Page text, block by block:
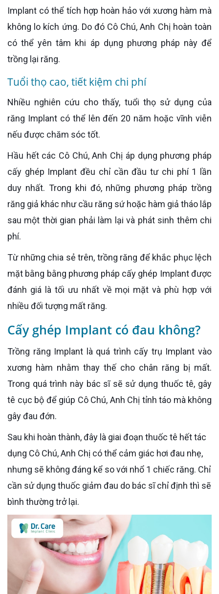
Implant có thể tích hợp hoàn hảo với xương hàm mà
không lo kích ứng. Do đó Cô Chú, Anh Chị hoàn toàn
có thể yên tâm khi áp dụng phương pháp này để
trồng lại răng.
Tuổi thọ cao, tiết kiệm chi phí
Nhiều nghiên cứu cho thấy, tuổi thọ sử dụng của
răng Implant có thể lên đến 20 năm hoặc vĩnh viễn
nếu được chăm sóc tốt.
Hầu hết các Cô Chú, Anh Chị áp dụng phương pháp
cấy ghép Implant đều chỉ cần đầu tư chi phí 1 lần
duy nhất. Trong khi đó, những phương pháp trồng
răng giả khác như cầu răng sứ hoặc hàm giả tháo lắp
sau một thời gian phải làm lại và phát sinh thêm chi
phí.
Từ những chia sẻ trên, trồng răng để khắc phục lệch
mặt bằng bằng phương pháp cấy ghép Implant được
đánh giá là tối ưu nhất về mọi mặt và phù hợp với
nhiều đối tượng mất răng.
Cấy ghép Implant có đau không?
Trồng răng Implant là quá trình cấy trụ Implant vào
xương hàm nhằm thay thế cho chân răng bị mất.
Trong quá trình này bác sĩ sẽ sử dụng thuốc tê, gây
tê cục bộ để giúp Cô Chú, Anh Chị tỉnh táo mà không
gây đau đớn.
Sau khi hoàn thành, đây là giai đoạn thuốc tê hết tác
dụng Cô Chú, Anh Chị có thể cảm giác hơi đau nhẹ,
nhưng sẽ không đáng kể so với nhổ 1 chiếc răng. Chỉ
cần sử dụng thuốc giảm đau do bác sĩ chỉ định thì sẽ
bình thường trở lại.